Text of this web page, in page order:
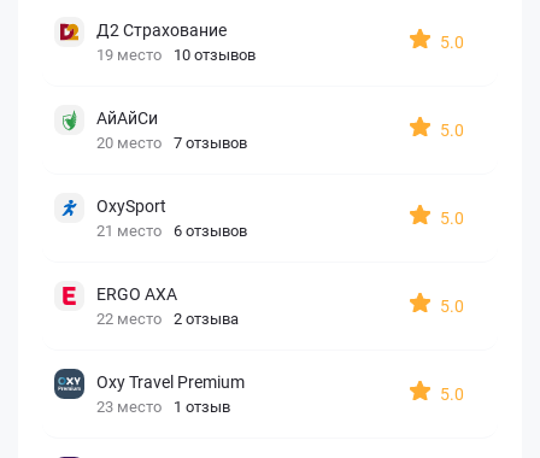
Д2 Страхование
19 место 10 отзывов
5.0
АйАйСи
20 место 7 отзывов
5.0
OxySport
21 место 6 отзывов
5.0
ERGO AXA
22 место 2 отзыва
5.0
Oxy Travel Premium
23 место 1 отзыв
5.0